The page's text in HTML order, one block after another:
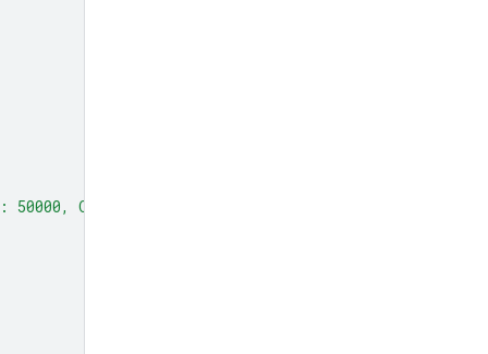
Q2: 75000, Q3: 60000."